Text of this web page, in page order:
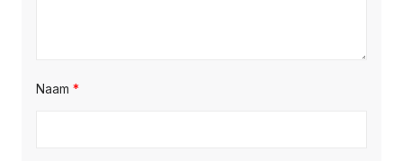
Naam *